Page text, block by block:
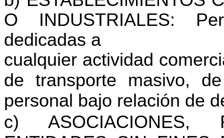
O INDUSTRIALES:
dedicadas a
cualquier actividad
de transporte masivo,
personal bajo relación de
c) ASOCIACIONES,